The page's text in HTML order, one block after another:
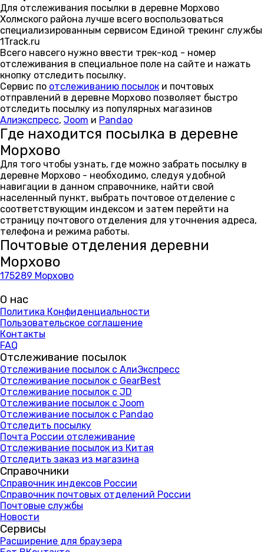
Для отслеживания посылки в деревне Морхово
Холмского района лучше всего воспользоваться
специализированным сервисом Единой трекинг службы
1Track.ru
Всего навсего нужно ввести трек-код - номер
отслеживания в специальное поле на сайте и нажать
кнопку отследить посылку.
Сервис по отслеживанию посылок и почтовых
отправлений в деревне Морхово позволяет быстро
отследить посылку из популярных магазинов
Алиэкспресс, Joom и Pandao
Где находится посылка в деревне
Морхово
Для того чтобы узнать, где можно забрать посылку в
деревне Морхово - необходимо, следуя удобной
навигации в данном справочнике, найти свой
населенный пункт, выбрать почтовое отделение с
соответствующим индексом и затем перейти на
страницу почтового отделения для уточнения адреса,
телефона и режима работы.
Почтовые отделения деревни
Морхово
175289 Морхово
О нас
Политика Конфиденциальности
Пользовательское соглашение
Контакты
FAQ
Отслеживание посылок
Отслеживание посылок с АлиЭкспресс
Отслеживание посылок с GearBest
Отслеживание посылок с JD
Отслеживание посылок с Joom
Отслеживание посылок с Pandao
Отследить посылку
Почта России отслеживание
Отслеживание посылок из Китая
Отследить заказ из магазина
Справочники
Справочник индексов России
Справочник почтовых отделений России
Почтовые службы
Новости
Сервисы
Расширение для браузера